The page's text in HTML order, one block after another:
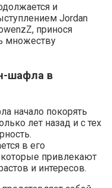
и
Jordan
принося
множеству
шафла в
начало покорять
лет назад и с тех
в его
которые привлекают
и интересов.